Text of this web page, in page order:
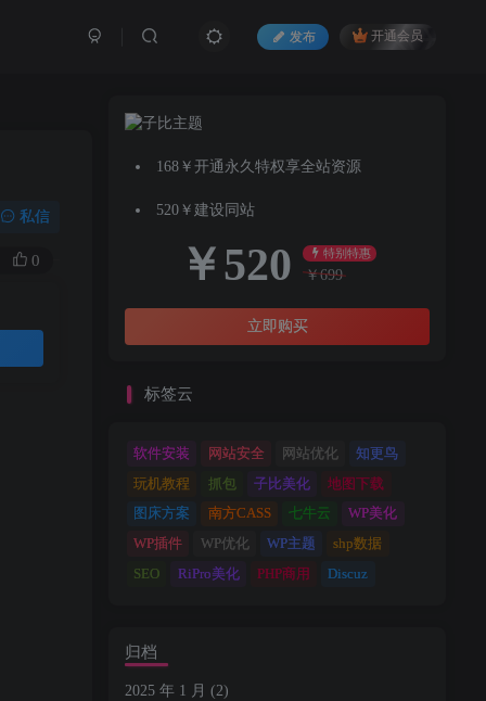
发布 开通会员
私信
0
168￥开通永久特权享全站资源
520￥建设同站
￥520 特别特惠
￥699
立即购买
标签云
软件安装 网站安全 网站优化
知更鸟
玩机教程
抓包 子比美化
地图下载
图床方案
南方CASS 七牛云
WP美化
WP插件
WP优化 WP主题
shp数据
SEO
RiPro美化 PHP商用 Discuz
归档
2025 年 1 月 (2)